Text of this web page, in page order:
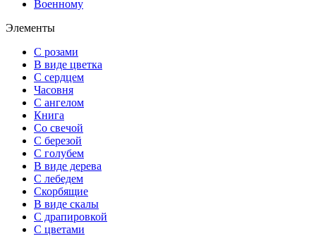
Военному
Элементы
С розами
В виде цветка
С сердцем
Часовня
С ангелом
Книга
Со свечой
С березой
С голубем
В виде дерева
С лебедем
Скорбящие
В виде скалы
С драпировкой
С цветами